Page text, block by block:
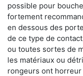
possible pour
fortement
en dessous des
de ce type de
ou toutes sortes de
les matériaux ou
rongeurs ont